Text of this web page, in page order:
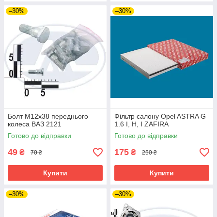
–30%
Болт М12х38 переднього
колеса ВАЗ 2121
Готово до відправки
49 ₴ 70 ₴
Купити
–30%
Фільтр салону Opel ASTRA G
1.6 I, H, I ZAFIRA
Готово до відправки
175 ₴ 250 ₴
Купити
–30% –30%